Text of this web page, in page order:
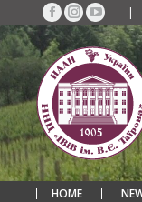
Facebook
page
opens
in
new
window
Instagram
page
opens
in
new
window
page
opens
in
new
window
|
HOME